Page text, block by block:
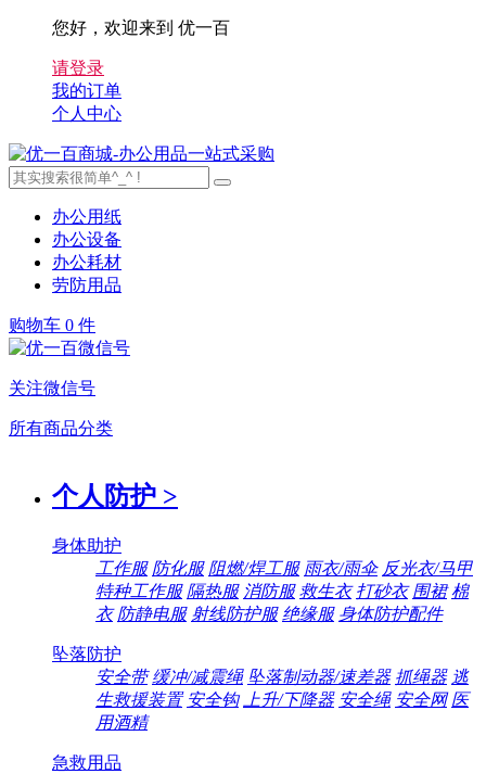
您好，欢迎来到 优一百
请登录
我的订单
个人中心
办公用纸
办公设备
办公耗材
劳防用品
购物车 0 件
关注微信号
所有商品分类
个人防护 >
身体助护
工作服 防化服 阻燃/焊工服 雨衣/雨伞 反光衣/马甲
特种工作服 隔热服 消防服 救生衣 打砂衣 围裙 棉
衣 防静电服 射线防护服 绝缘服 身体防护配件
坠落防护
安全带 缓冲/减震绳 坠落制动器/速差器 抓绳器 逃
生救援装置 安全钩 上升/下降器 安全绳 安全网 医
用酒精
急救用品